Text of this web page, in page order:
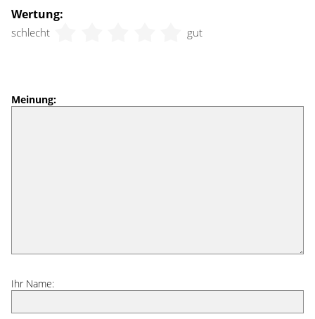
Wertung:
schlecht gut
Meinung:
Ihr Name: